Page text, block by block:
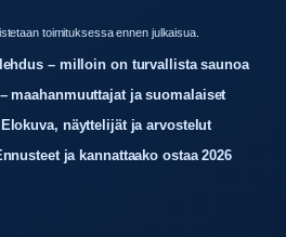
toimituksessa ennen julkaisua.
– milloin on turvallista saunoa
maahanmuuttajat ja suomalaiset
näyttelijät ja arvostelut
ja kannattaako ostaa 2026